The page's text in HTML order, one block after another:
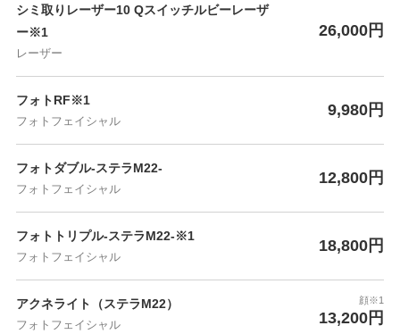
シミ取りレーザー10 Qスイッチルビーレーザ
ー※1
レーザー
26,000円
フォトRF※1
フォトフェイシャル
9,980円
フォトダブル-ステラM22-
フォトフェイシャル
12,800円
フォトトリプル-ステラM22-※1
フォトフェイシャル
18,800円
アクネライト（ステラM22）
フォトフェイシャル
顔※1
13,200円